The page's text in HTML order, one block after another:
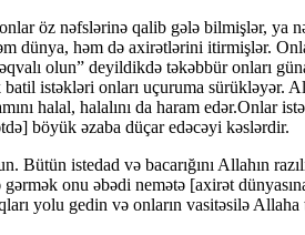
öz nəfslərinə qalib gələ bilmişlər, ya
dünya, həm də axirətlərini itirmişlər.
olun” deyildikdə təkəbbür onları
istəkləri onları uçuruma sürükləyər.
halal, halalını da haram edər.Onlar
böyük əzaba düçar edəcəyi kəslərdir.
istedad və bacarığını Allahın
onu əbədi nemətə [axirət
yolu gedin və onların vasitəsilə Allaha